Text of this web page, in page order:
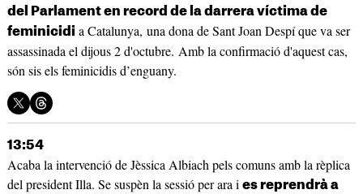
del Parlament en record de la darrera víctima de
feminicidi a Catalunya, una dona de Sant Joan Despí que va ser
assassinada el dijous 2 d'octubre. Amb la confirmació d'aquest cas,
són sis els feminicidis d’enguany.
13:54
Acaba la intervenció de Jèssica Albiach pels comuns amb la rèplica
del president Illa. Se suspèn la sessió per ara i es reprendrà a